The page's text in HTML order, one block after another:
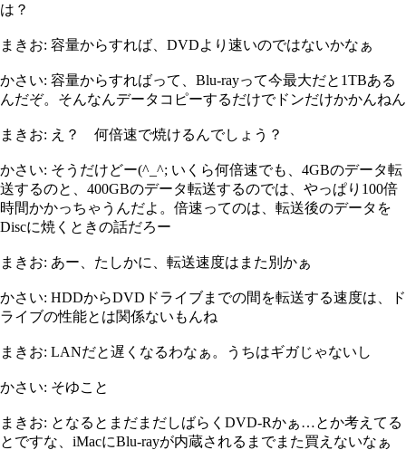
は？
まきお: 容量からすれば、DVDより速いのではないかなぁ
かさい: 容量からすればって、Blu-rayって今最大だと1TBある
んだぞ。そんなんデータコピーするだけでドンだけかかんねん
まきお: え？ 何倍速で焼けるんでしょう？
かさい: そうだけどー(^_^; いくら何倍速でも、4GBのデータ転
送するのと、400GBのデータ転送するのでは、やっぱり100倍
時間かかっちゃうんだよ。倍速ってのは、転送後のデータを
Discに焼くときの話だろー
まきお: あー、たしかに、転送速度はまた別かぁ
かさい: HDDからDVDドライブまでの間を転送する速度は、ド
ライブの性能とは関係ないもんね
まきお: LANだと遅くなるわなぁ。うちはギガじゃないし
かさい: そゆこと
まきお: となるとまだまだしばらくDVD-Rかぁ…とか考えてる
とですな、iMacにBlu-rayが内蔵されるまでまた買えないなぁ